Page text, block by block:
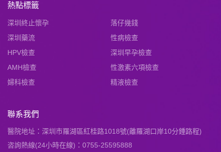
熱點標籤
深圳終止懷孕
落仔幾錢
深圳藥流
性病檢查
HPV檢查
深圳早孕檢查
AMH檢查
性激素六項檢查
婦科檢查
精液檢查
聯系我們
醫院地址：深圳市羅湖區紅桂路1018號(離羅湖口岸10分鍾路程)
咨詢熱線(24小時在線)：0755-25595888